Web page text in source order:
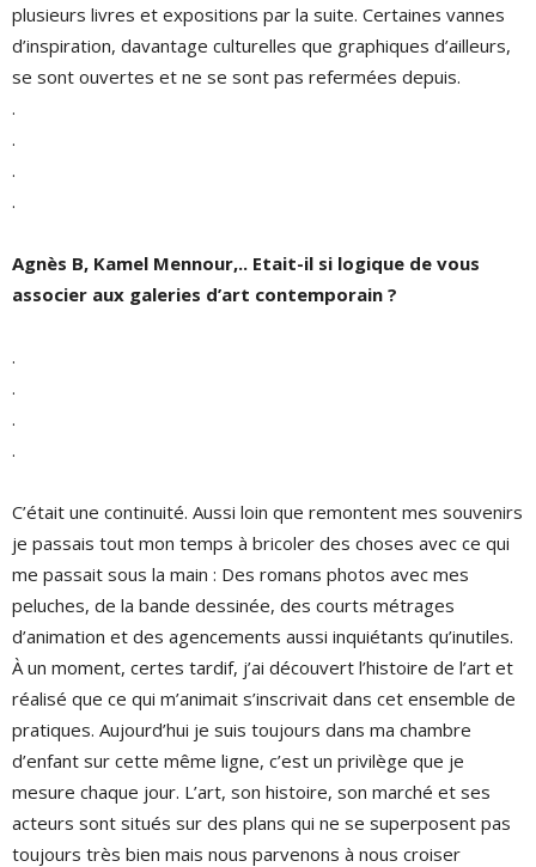
plusieurs livres et expositions par la suite. Certaines vannes
d’inspiration, davantage culturelles que graphiques d’ailleurs,
se sont ouvertes et ne se sont pas refermées depuis.
.
.
.
.
Agnès B, Kamel Mennour,.. Etait-il si logique de vous
associer aux galeries d’art contemporain ?
.
.
.
.
C’était une continuité. Aussi loin que remontent mes souvenirs
je passais tout mon temps à bricoler des choses avec ce qui
me passait sous la main : Des romans photos avec mes
peluches, de la bande dessinée, des courts métrages
d’animation et des agencements aussi inquiétants qu’inutiles.
À un moment, certes tardif, j’ai découvert l’histoire de l’art et
réalisé que ce qui m’animait s’inscrivait dans cet ensemble de
pratiques. Aujourd’hui je suis toujours dans ma chambre
d’enfant sur cette même ligne, c’est un privilège que je
mesure chaque jour. L’art, son histoire, son marché et ses
acteurs sont situés sur des plans qui ne se superposent pas
toujours très bien mais nous parvenons à nous croiser